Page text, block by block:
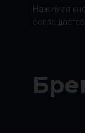
Нажимая